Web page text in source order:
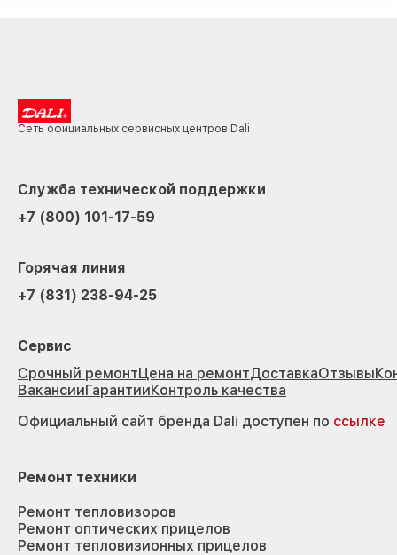
Сеть официальных сервисных центров Dali
Служба технической поддержки
+7 (800) 101-17-59
Горячая линия
+7 (831) 238-94-25
Сервис
Срочный ремонтЦена на ремонтДоставкаОтзывы
ВакансииГарантииКонтроль качества
Официальный сайт бренда Dali доступен по ссылке
Ремонт техники
Ремонт тепловизоров
Ремонт оптических прицелов
Ремонт тепловизионных прицелов